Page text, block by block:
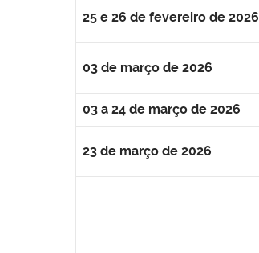
25 e 26 de fevereiro de 2026
03 de março de 2026
03 a 24 de março de 2026
23 de março de 2026